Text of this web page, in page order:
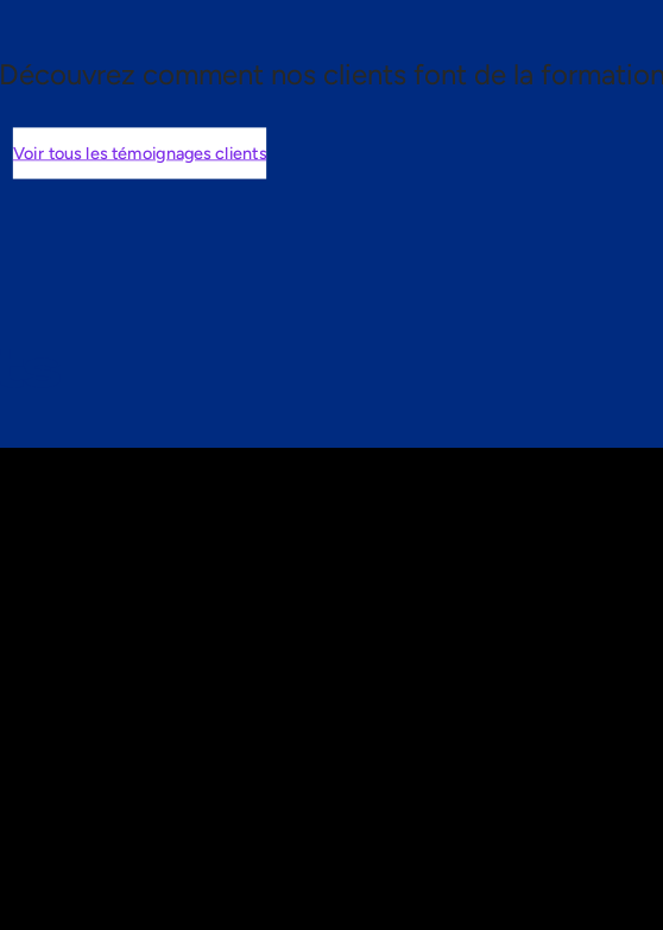
Découvrez comment nos clients font de la
Voir tous les témoignages clients